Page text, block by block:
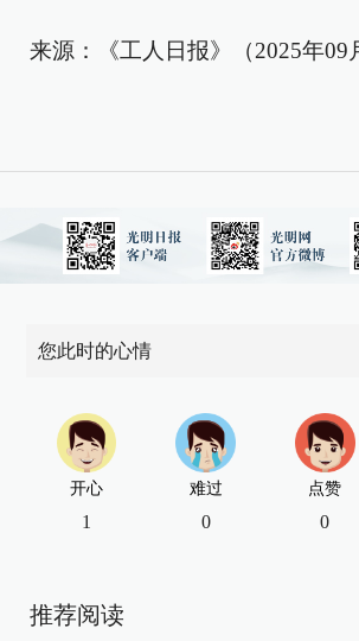
来源：《工人日报》（2025年09
您此时的心情
开心
1
难过
0
点赞
0
推荐阅读